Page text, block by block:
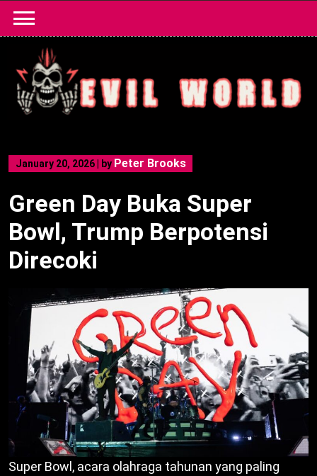
content
January 20, 2026 by Peter Brooks
Green Day Buka Super
Bowl, Trump Berpotensi
Direcoki
Super Bowl, acara olahraga tahunan yang paling